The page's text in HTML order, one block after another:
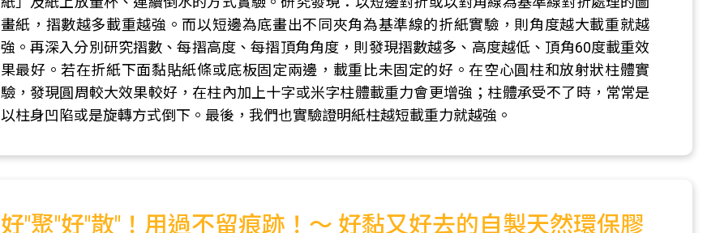
畫紙，摺數越多載重越強。而以短邊為底畫出不同夾角為基準線的折紙實驗，則角度越大載重就越
強。再深入分別研究摺數、每摺高度、每摺頂角角度，則發現摺數越多、高度越低、頂角60度載重效
果最好。若在折紙下面黏貼紙條或底板固定兩邊，載重比未固定的好。在空心圓柱和放射狀柱體實
驗，發現圓周較大效果較好，在柱內加上十字或米字柱體載重力會更增強；柱體承受不了時，常常是
以柱身凹陷或是旋轉方式倒下。最後，我們也實驗證明紙柱越短載重力就越強。
好"聚"好"散"！用過不留痕跡！～ 好黏又好去的自製天然環保膠